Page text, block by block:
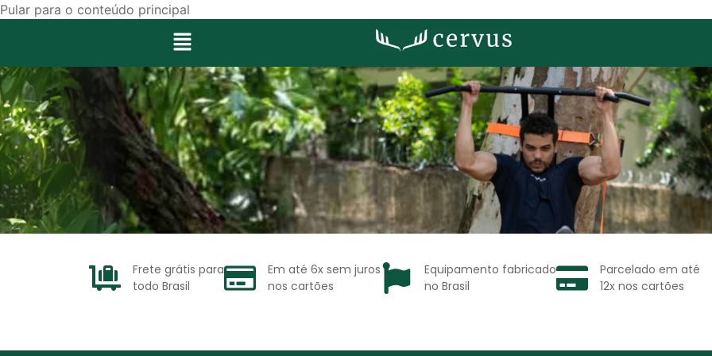
Pular para o conteúdo principal
Frete grátis para
todo Brasil
Em até 6x sem juros
nos cartões
Equipamento fabricado
no Brasil
Parcelado em até
12x nos cartões